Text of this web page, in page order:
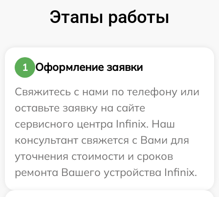
Этапы работы
1
Оформление заявки
Свяжитесь с нами по телефону или
оставьте заявку на сайте
сервисного центра Infinix. Наш
консультант свяжется с Вами для
уточнения стоимости и сроков
ремонта Вашего устройства Infinix.